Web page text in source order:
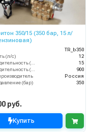
350/15 (350 бар, 15 л/
TR_b350
(л/с)
12
Производительность (л/мин)
15
Производительность (л/ч)
900
Россия
(бар)
350
руб.
Купить